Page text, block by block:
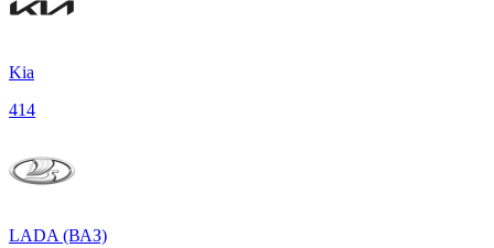
Kia
414
LADA (ВАЗ)